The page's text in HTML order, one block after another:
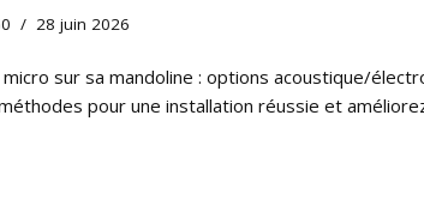
28 juin 2026
sur sa mandoline : options acoustique/
pour une installation réussie et